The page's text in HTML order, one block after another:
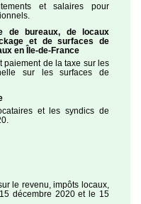
et salaires pour
de bureaux, de locaux
et de surfaces de
en Île-de-France
paiement de la taxe sur les
sur les surfaces de
et les syndics de
le revenu, impôts locaux,
décembre 2020 et le 15